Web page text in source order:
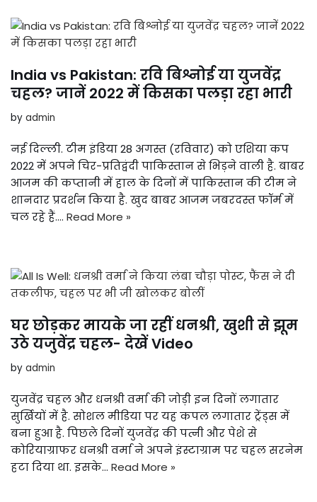
India vs Pakistan: रवि बिश्नोई या युजवेंद्र
चहल? जानें 2022 में किसका पलड़ा रहा भारी
by admin
नई दिल्ली. टीम इंडिया 28 अगस्त (रविवार) को एशिया कप
2022 में अपने चिर-प्रतिद्वंदी पाकिस्तान से भिड़ने वाली है. बाबर
आजम की कप्तानी में हाल के दिनों में पाकिस्तान की टीम ने
शानदार प्रदर्शन किया है. खुद बाबर आजम जबरदस्त फॉर्म में
चल रहे हैं.… Read More »
घर छोड़कर मायके जा रहीं धनश्री, खुशी से झूम
उठे यजुवेंद्र चहल- देखें Video
by admin
युजवेंद्र चहल और धनश्री वर्मा की जोड़ी इन दिनों लगातार
सुर्खियों में है. सोशल मीडिया पर यह कपल लगातार ट्रेंड्स में
बना हुआ है. पिछले दिनों युजवेंद्र की पत्नी और पेशे से
कोरियाग्राफर धनश्री वर्मा ने अपने इंस्टाग्राम पर चहल सरनेम
हटा दिया था. इसके… Read More »